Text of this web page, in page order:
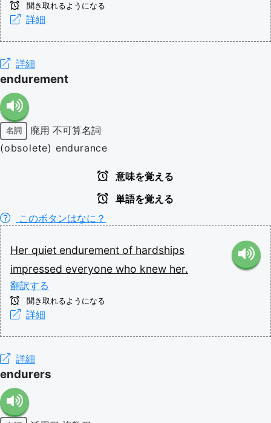
聞き取れるようになる
詳細
詳細
endurement
名詞 廃用 不可算名詞
(obsolete) endurance
意味を覚える
単語を覚える
このボタンはなに？
Her quiet endurement of hardships
impressed everyone who knew her.
翻訳する
聞き取れるようになる
詳細
詳細
endurers